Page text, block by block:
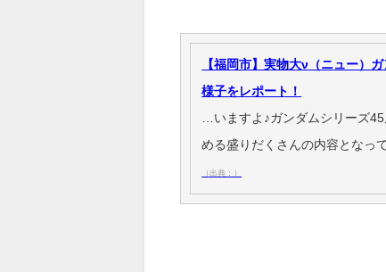
【福岡市】実物大ν（ニュー）
様子をレポート！
…いますよ♪ガンダムシリーズ
める盛りだくさんの内容となっ
（出典：）